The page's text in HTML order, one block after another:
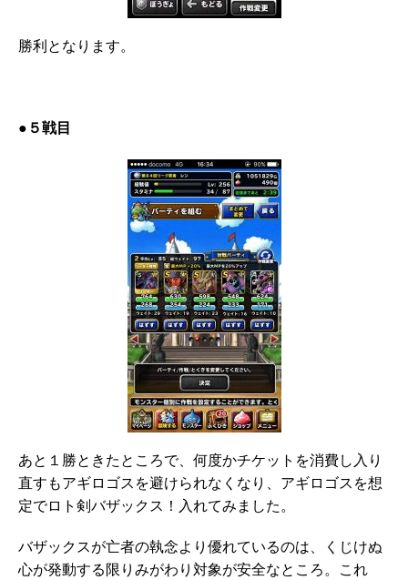
勝利となります。
●５戦目
あと１勝ときたところで、何度かチケットを消費し入り
直すもアギロゴスを避けられなくなり、アギロゴスを想
定でロト剣バザックス！入れてみました。
バザックスが亡者の執念より優れているのは、くじけぬ
心が発動する限りみがわり対象が安全なところ。これ